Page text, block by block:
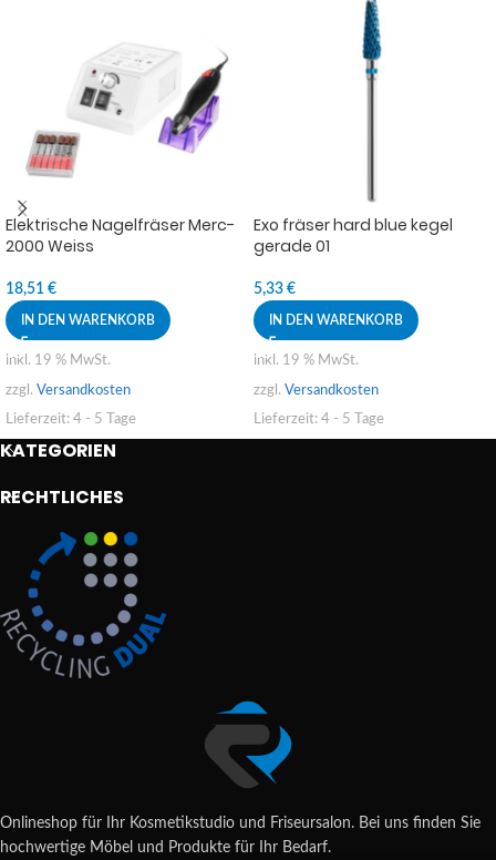
Elektrische Nagelfräser Merc-
2000 Weiss
18,51 €
IN DEN WARENKORB
inkl. 19 % MwSt.
zzgl. Versandkosten
Lieferzeit: 4 - 5 Tage
Exo fräser hard blue kegel
gerade 01
5,33 €
IN DEN WARENKORB
inkl. 19 % MwSt.
zzgl. Versandkosten
Lieferzeit: 4 - 5 Tage
KATEGORIEN
RECHTLICHES
Onlineshop für Ihr Kosmetikstudio und Friseursalon. Bei uns finden Sie
hochwertige Möbel und Produkte für Ihr Bedarf.